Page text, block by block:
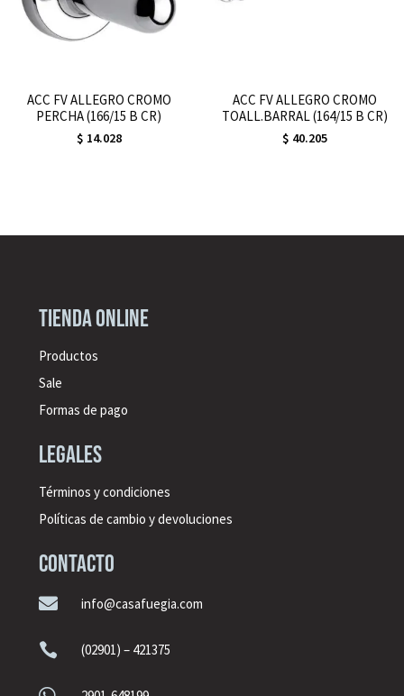
ACC FV ALLEGRO CROMO
PERCHA (166/15 B CR)
$ 14.028
ACC FV ALLEGRO CROMO
TOALL.BARRAL (164/15 B CR)
$ 40.205
Tienda online
Productos
Sale
Formas de pago
legales
Términos y condiciones
Políticas de cambio y devoluciones
CONTACTO
 info@casafuegia.com
 (02901) – 421375